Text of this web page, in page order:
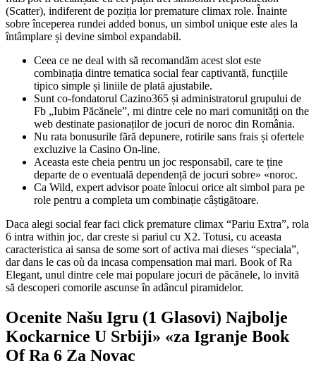
(Scatter), indiferent de poziția lor premature climax role. Înainte
sobre începerea rundei added bonus, un simbol unique este ales la
întâmplare și devine simbol expandabil.
Ceea ce ne deal with să recomandăm acest slot este
combinația dintre tematica social fear captivantă, funcțiile
tipico simple și liniile de plată ajustabile.
Sunt co-fondatorul Cazino365 și administratorul grupului de
Fb „Iubim Păcănele”, mi dintre cele no mari comunități on the
web destinate pasionaților de jocuri de noroc din România.
Nu rata bonusurile fără depunere, rotirile sans frais și ofertele
excluzive la Casino On-line.
Aceasta este cheia pentru un joc responsabil, care te ține
departe de o eventuală dependență de jocuri sobre» «noroc.
Ca Wild, expert advisor poate înlocui orice alt simbol para pe
role pentru a completa um combinație câștigătoare.
Daca alegi social fear faci click premature climax “Pariu Extra”, rola
6 intra within joc, dar creste si pariul cu X2. Totusi, cu aceasta
caracteristica ai sansa de some sort of activa mai dieses “speciala”,
dar dans le cas où da incasa compensation mai mari. Book of Ra
Elegant, unul dintre cele mai populare jocuri de păcănele, lo invită
să descoperi comorile ascunse în adâncul piramidelor.
Ocenite Našu Igru (1 Glasovi) Najbolje
Kockarnice U Srbiji» «za Igranje Book
Of Ra 6 Za Novac